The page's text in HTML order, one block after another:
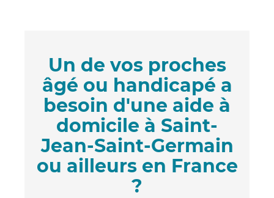
Un de vos proches
âgé ou handicapé a
besoin d'une aide à
domicile à Saint-
Jean-Saint-Germain
ou ailleurs en France
?